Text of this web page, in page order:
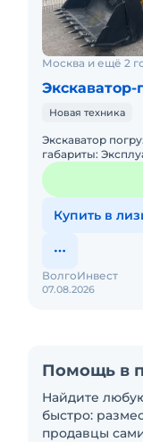
Москва и ещё 2
Экскаватор-
Новая техника
Экскаватор
габариты:
Высота
погрузчика 6 в 1
Купить в
07.08.2026
ВолгоИнвест
Помощь в
Найдите
быстро:
продавцы